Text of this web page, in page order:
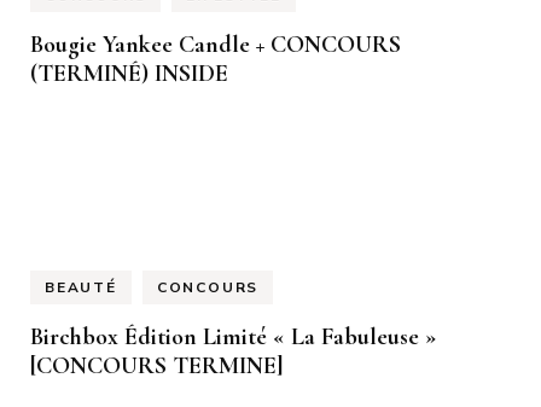
Bougie Yankee Candle + CONCOURS
(TERMINÉ) INSIDE
BEAUTÉ CONCOURS
Birchbox Édition Limité « La Fabuleuse »
[CONCOURS TERMINE]